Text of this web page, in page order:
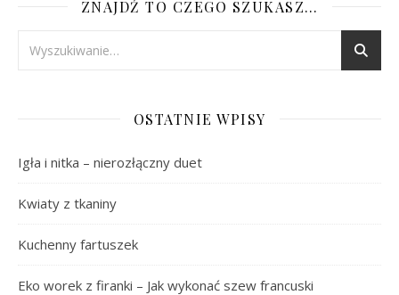
ZNAJDŹ TO CZEGO SZUKASZ…
OSTATNIE WPISY
Igła i nitka – nierozłączny duet
Kwiaty z tkaniny
Kuchenny fartuszek
Eko worek z firanki – Jak wykonać szew francuski